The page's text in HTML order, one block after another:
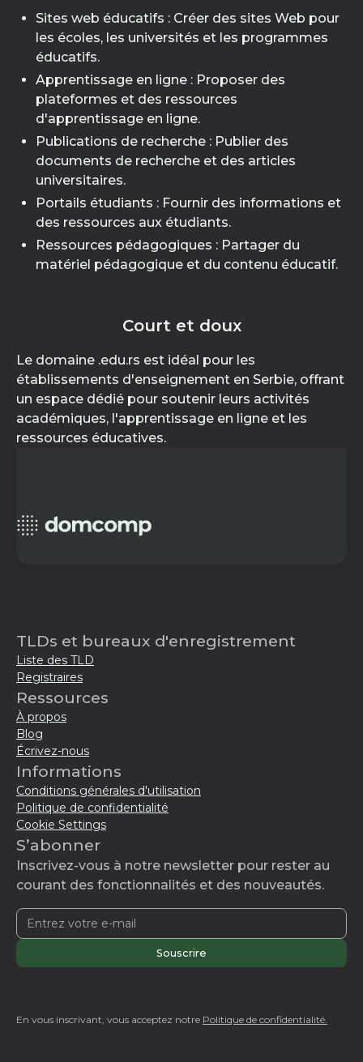
Sites web éducatifs : Créer des sites Web pour
les écoles, les universités et les programmes
éducatifs.
Apprentissage en ligne : Proposer des
plateformes et des ressources
d'apprentissage en ligne.
Publications de recherche : Publier des
documents de recherche et des articles
universitaires.
Portails étudiants : Fournir des informations et
des ressources aux étudiants.
Ressources pédagogiques : Partager du
matériel pédagogique et du contenu éducatif.
Court et doux
Le domaine .edu.rs est idéal pour les
établissements d'enseignement en Serbie, offrant
un espace dédié pour soutenir leurs activités
académiques, l'apprentissage en ligne et les
ressources éducatives.
TLDs et bureaux d'enregistrement
Liste des TLD
Registraires
Ressources
À propos
Blog
Écrivez-nous
Informations
Conditions générales d'utilisation
Politique de confidentialité
Cookie Settings
S’abonner
Inscrivez-vous à notre newsletter pour rester au
courant des fonctionnalités et des nouveautés.
En vous inscrivant, vous acceptez notre Politique de confidentialité.